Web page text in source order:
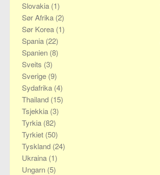
Slovakia (1)
Sør Afrika (2)
Sør Korea (1)
Spania (22)
Spanien (8)
Sveits (3)
Sverige (9)
Sydafrika (4)
Thailand (15)
Tsjekkia (3)
Tyrkia (82)
Tyrkiet (50)
Tyskland (24)
Ukraina (1)
Ungarn (5)